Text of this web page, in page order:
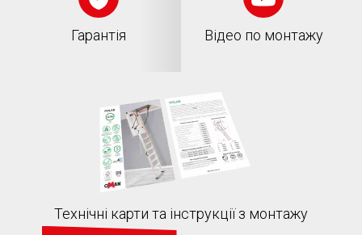
Гарантія Відео по монтажу
Технічні карти та інструкції з монтажу